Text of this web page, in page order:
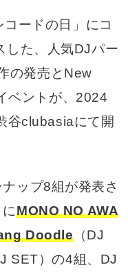
ードの日」にコ
した、人気DJパー
の発売とNew
ベントが、2024
谷clubasiaにて開
ップ8組が発表さ
MONO NO AWA
Doodle（DJ
SET）の4組、DJ